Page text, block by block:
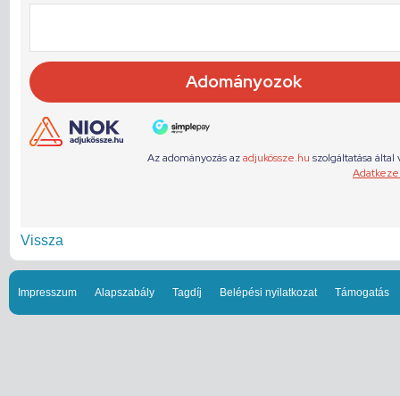
Vissza
Impresszum Alapszabály Tagdíj Belépési nyilatkozat Támogatás